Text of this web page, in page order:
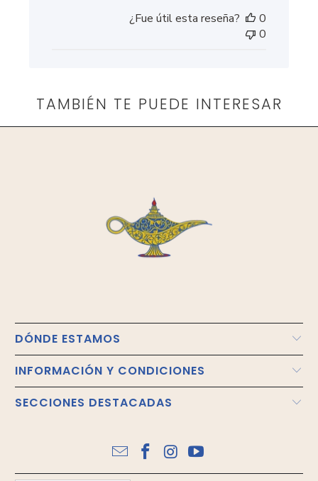
publicación
¿Fue útil esta reseña?
0
0
TAMBIÉN TE PUEDE INTERESAR
DÓNDE ESTAMOS
INFORMACIÓN Y CONDICIONES
SECCIONES DESTACADAS